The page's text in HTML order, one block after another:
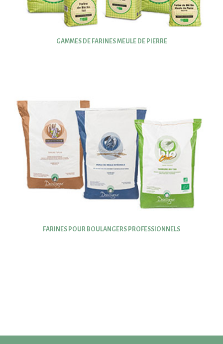
GAMMES DE FARINES MEULE DE PIERRE
FARINES POUR BOULANGERS PROFESSIONNELS